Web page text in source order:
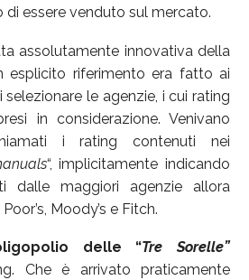
di essere venduto sul mercato.
assolutamente innovativa della
esplicito riferimento era fatto ai
selezionare le agenzie, i cui rating
in considerazione. Venivano
i rating contenuti nei
“, implicitamente indicando
dalle maggiori agenzie allora
Moody’s e Fitch.
delle “Tre Sorelle”
Che è arrivato praticamente